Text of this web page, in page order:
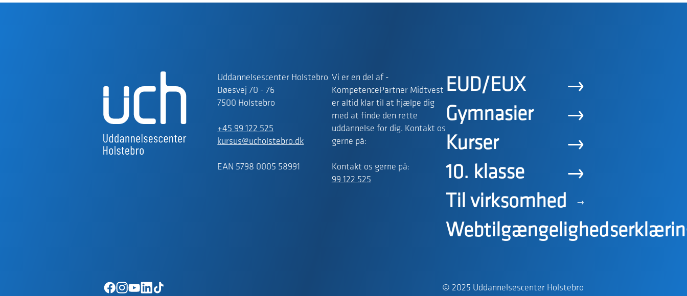
Uddannelsescenter Holstebro
Døesvej 70 - 76
7500 Holstebro
+45 99 122 525
kursus@ucholstebro.dk
EAN 5798 0005 58991
Vi er en del af -
KompetencePartner Midtvest
er altid klar til at hjælpe dig
med at finde den rette
uddannelse for dig. Kontakt os
gerne på:
Kontakt os gerne på:
99 122 525
EUD/EUX
Gymnasier
Kurser
10. klasse
Til virksomhed
© 2025 Uddannelsescenter Holstebro